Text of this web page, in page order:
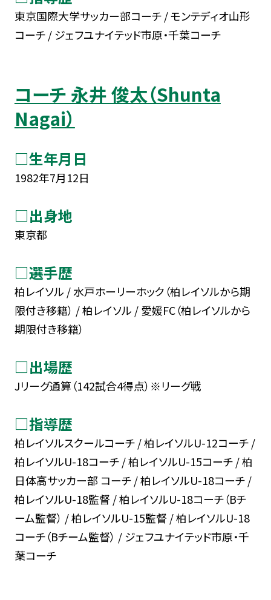
東京国際大学サッカー部コーチ / モンテディオ山形
コーチ / ジェフユナイテッド市原・千葉コーチ
コーチ 永井 俊太（Shunta
Nagai）
□生年月日
1982年7月12日
□出身地
東京都
□選手歴
柏レイソル / 水戸ホーリーホック（柏レイソルから期
限付き移籍） / 柏レイソル / 愛媛FC（柏レイソルから
期限付き移籍）
□出場歴
Jリーグ通算（142試合4得点）※リーグ戦
□指導歴
柏レイソルスクールコーチ / 柏レイソルU-12コーチ /
柏レイソルU-18コーチ / 柏レイソルU-15コーチ / 柏
日体高サッカー部 コーチ / 柏レイソルU-18コーチ /
柏レイソルU-18監督 / 柏レイソルU-18コーチ（Bチ
ーム監督） / 柏レイソルU-15監督 / 柏レイソルU-18
コーチ（Bチーム監督） / ジェフユナイテッド市原・千
葉コーチ